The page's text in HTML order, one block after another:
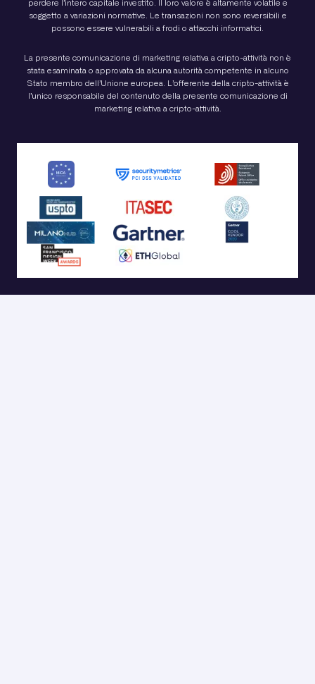
perdere l’intero capitale investito. Il loro valore è altamente volatile e
soggetto a variazioni normative. Le transazioni non sono reversibili e
possono essere vulnerabili a frodi o attacchi informatici.
La presente comunicazione di marketing relativa a cripto-attività non è
stata esaminata o approvata da alcuna autorità competente in alcuno
Stato membro dell’Unione europea. L’offerente della cripto-attività è
l’unico responsabile del contenuto della presente comunicazione di
marketing relativa a cripto-attività.